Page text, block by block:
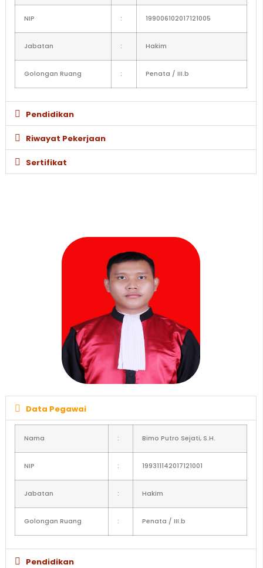
NIP : 199006102017121005
Jabatan : Hakim
Golongan Ruang : Penata / III.b
Pendidikan
Riwayat Pekerjaan
Sertifikat
Data Pegawai
Nama : Bimo Putro Sejati, S.H.
NIP : 199311142017121001
Jabatan : Hakim
Golongan Ruang : Penata / III.b
Pendidikan